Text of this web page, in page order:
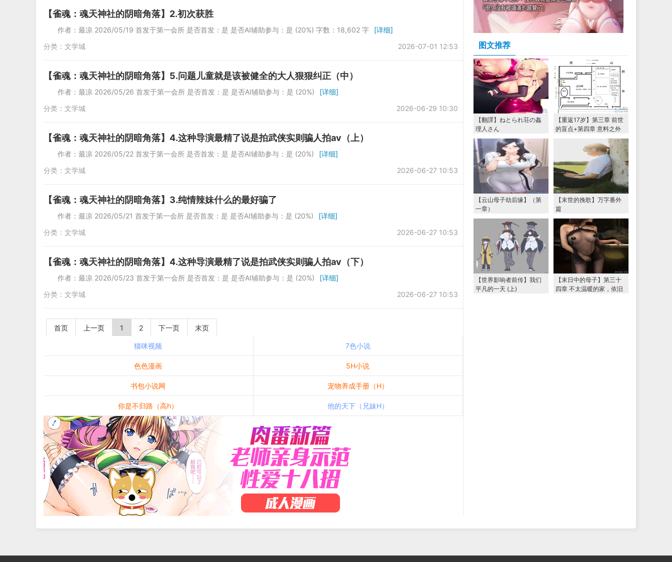
【雀魂：魂天神社的阴暗角落】2.初次获胜
作者：最凉 2026/05/19 首发于第一会所 是否首发：是 是否AI辅助参与：是 (20%) 字数：18,602 字
[详细]
2026-07-01 12:53
分类： 文学城
【雀魂：魂天神社的阴暗角落】5.问题儿童就是该被健全的大人狠狠纠正（中）
作者：最凉 2026/05/26 首发于第一会所 是否首发：是 是否AI辅助参与：是 (20%)
[详细]
2026-06-29 10:30
分类： 文学城
【雀魂：魂天神社的阴暗角落】4.这种导演最精了说是拍武侠实则骗人拍av（上）
作者：最凉 2026/05/22 首发于第一会所 是否首发：是 是否AI辅助参与：是 (20%)
[详细]
2026-06-27 10:53
分类： 文学城
【雀魂：魂天神社的阴暗角落】3.纯情辣妹什么的最好骗了
作者：最凉 2026/05/21 首发于第一会所 是否首发：是 是否AI辅助参与：是 (20%)
[详细]
2026-06-27 10:53
分类： 文学城
【雀魂：魂天神社的阴暗角落】4.这种导演最精了说是拍武侠实则骗人拍av（下）
作者：最凉 2026/05/23 首发于第一会所 是否首发：是 是否AI辅助参与：是 (20%)
[详细]
2026-06-27 10:53
分类： 文学城
首页 上一页 1 2 下一页 末页
猫咪视频 7色小说
色色漫画 5H小说
书包小说网 宠物养成手册（H）
你是不归路（高h） 他的天下（兄妹H）
图文推荐
【翻譯】ねとられ荘の姦
理人さん
【重返17岁】第三章 前世
的盲点+第四章 意料之外
的相认+番外篇（本文为女
主第一视角，两万字更
【云山母子劫后缘】（第
一章）
【末世的挽歌】万字番外
篇
【世界影响者前传】我们
平凡的一天 (上)
【末日中的母子】第三十
四章 不太温暖的家，依旧